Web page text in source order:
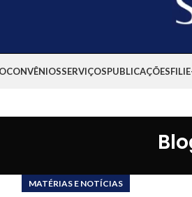
CONVÊNIOSSERVIÇOSPUBLICAÇÕES
MATÉRIAS E NOTÍCIAS